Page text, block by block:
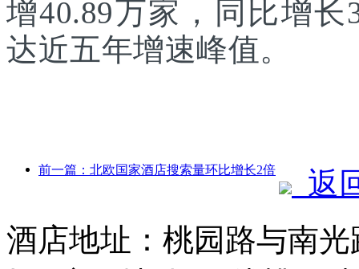
增40.89万家，同比增
达近五年增速峰值。
前一篇：北欧国家酒店搜索量环比增长2倍
返
酒店地址：桃园路与南